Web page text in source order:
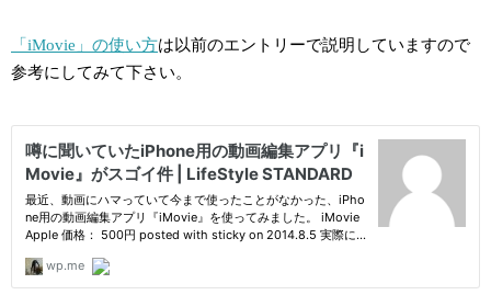
「iMovie」の使い方は以前のエントリーで説明していますので
参考にしてみて下さい。